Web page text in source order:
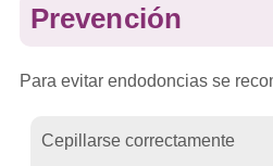
Prevención
Para evitar endodoncias se
Cepillarse correctamente